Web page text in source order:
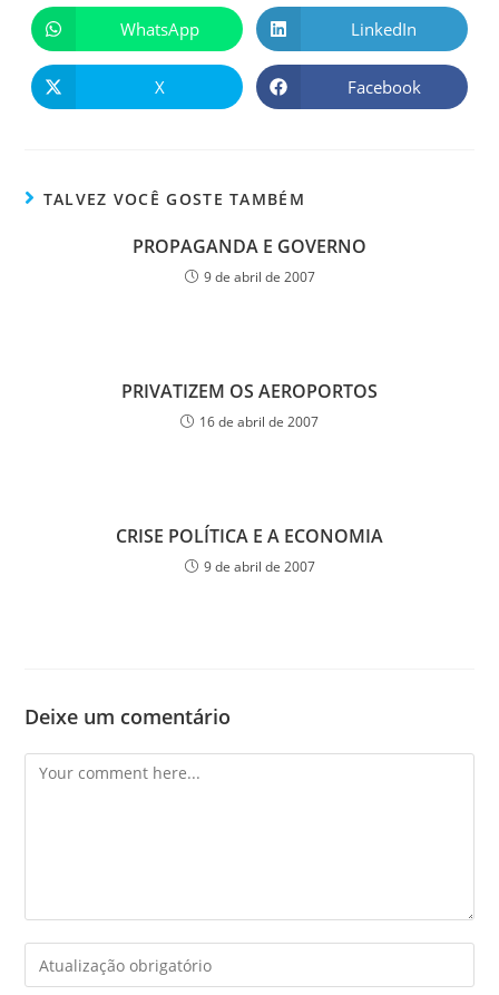
WhatsApp LinkedIn
X Facebook
TALVEZ VOCÊ GOSTE TAMBÉM
PROPAGANDA E GOVERNO
9 de abril de 2007
PRIVATIZEM OS AEROPORTOS
16 de abril de 2007
CRISE POLÍTICA E A ECONOMIA
9 de abril de 2007
Deixe um comentário